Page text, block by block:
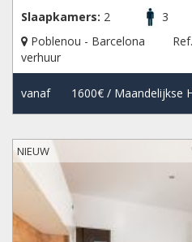
Slaapkamers: 2 3
Poblenou - Barcelona
verhuur
vanaf 1600€/ Maandelijkse
NIEUW